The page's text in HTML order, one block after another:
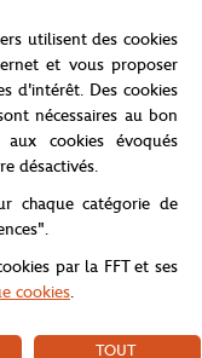
utilisent des cookies
et vous proposer
d'intérêt. Des cookies
nécessaires au bon
cookies évoqués
désactivés.
chaque catégorie de
par la FFT et ses
cookies.
TOUT